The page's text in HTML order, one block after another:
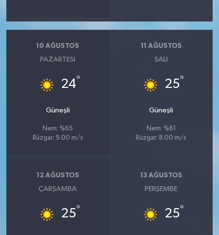
10 AĞUSTOS
PAZARTESI
24°
Güneşli
Nem: %65
Rüzgar: 9.00 m/s
11 AĞUSTOS
SALI
25°
Güneşli
Nem: %61
Rüzgar: 8.00 m/s
12 AĞUSTOS
ÇARŞAMBA
25°
13 AĞUSTOS
PERŞEMBE
25°